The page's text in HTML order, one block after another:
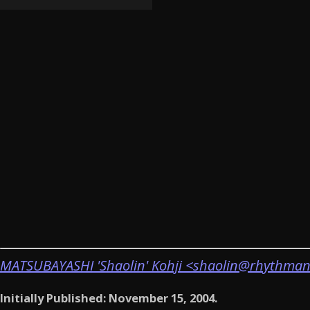
MATSUBAYASHI 'Shaolin' Kohji
Initially Published: November 15, 2004.